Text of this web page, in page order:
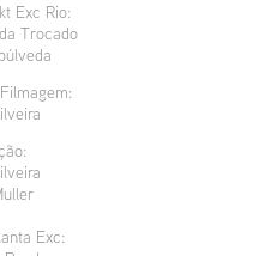
Exc Rio:
Trocado
Exc: